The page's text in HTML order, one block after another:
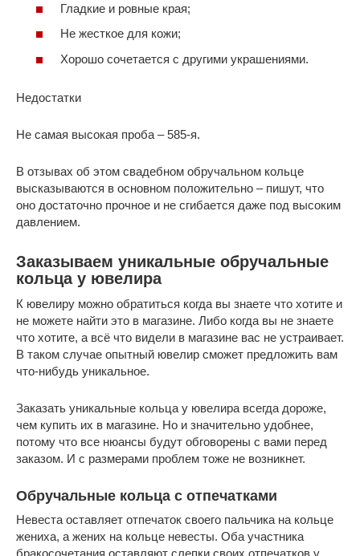
Гладкие и ровные края;
Не жесткое для кожи;
Хорошо сочетается с другими украшениями.
Недостатки
Не самая высокая проба – 585-я.
В отзывах об этом свадебном обручальном кольце
высказываются в основном положительно – пишут, что
оно достаточно прочное и не сгибается даже под высоким
давлением.
Заказываем уникальные обручальные
кольца у ювелира
К ювелиру можно обратиться когда вы знаете что хотите и
не можете найти это в магазине. Либо когда вы не знаете
что хотите, а всё что видели в магазине вас не устраивает.
В таком случае опытный ювелир сможет предложить вам
что-нибудь уникальное.
Заказать уникальные кольца у ювелира всегда дороже,
чем купить их в магазине. Но и значительно удобнее,
потому что все нюансы будут обговорены с вами перед
заказом. И с размерами проблем тоже не возникнет.
Обручальные кольца с отпечатками
Невеста оставляет отпечаток своего пальчика на кольце
жениха, а жених на кольце невесты. Оба участника
бракосочетания оставляют слепки своих отпечатков у